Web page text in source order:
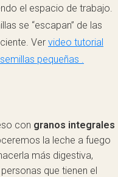
el espacio de trabajo.
se “escapan” de las
Ver video tutorial
pequeñas .
con granos integrales
la leche a fuego
más digestiva,
que tienen el